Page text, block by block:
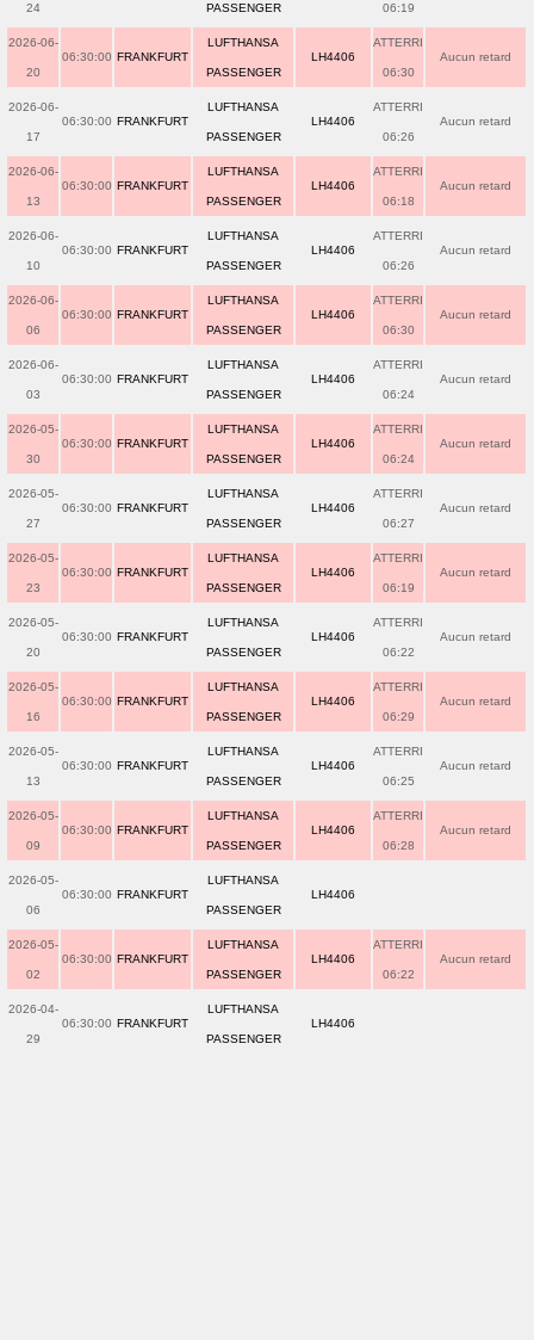
24 PASSENGER 06:19
2026-06-
20
06:30:00 FRANKFURT
LUFTHANSA
PASSENGER
LH4406
ATTERRI
06:30
Aucun retard
2026-06-
17
06:30:00 FRANKFURT
LUFTHANSA
PASSENGER
LH4406
ATTERRI
06:26
Aucun retard
2026-06-
13
06:30:00 FRANKFURT
LUFTHANSA
PASSENGER
LH4406
ATTERRI
06:18
Aucun retard
2026-06-
10
06:30:00 FRANKFURT
LUFTHANSA
PASSENGER
LH4406
ATTERRI
06:26
Aucun retard
2026-06-
06
06:30:00 FRANKFURT
LUFTHANSA
PASSENGER
LH4406
ATTERRI
06:30
Aucun retard
2026-06-
03
06:30:00 FRANKFURT
LUFTHANSA
PASSENGER
LH4406
ATTERRI
06:24
Aucun retard
2026-05-
30
06:30:00 FRANKFURT
LUFTHANSA
PASSENGER
LH4406
ATTERRI
06:24
Aucun retard
2026-05-
27
06:30:00 FRANKFURT
LUFTHANSA
PASSENGER
LH4406
ATTERRI
06:27
Aucun retard
2026-05-
23
06:30:00 FRANKFURT
LUFTHANSA
PASSENGER
LH4406
ATTERRI
06:19
Aucun retard
2026-05-
20
06:30:00 FRANKFURT
LUFTHANSA
PASSENGER
LH4406
ATTERRI
06:22
Aucun retard
2026-05-
16
06:30:00 FRANKFURT
LUFTHANSA
PASSENGER
LH4406
ATTERRI
06:29
Aucun retard
2026-05-
13
06:30:00 FRANKFURT
LUFTHANSA
PASSENGER
LH4406
ATTERRI
06:25
Aucun retard
2026-05-
09
06:30:00 FRANKFURT
LUFTHANSA
PASSENGER
LH4406
ATTERRI
06:28
Aucun retard
2026-05-
06
06:30:00 FRANKFURT
LUFTHANSA
PASSENGER
LH4406
2026-05-
02
06:30:00 FRANKFURT
LUFTHANSA
PASSENGER
LH4406
ATTERRI
06:22
Aucun retard
2026-04-
29
06:30:00 FRANKFURT
LUFTHANSA
PASSENGER
LH4406